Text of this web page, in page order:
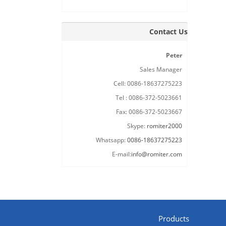
Contact Us
Peter
Sales Manager
Cell: 0086-18637275223
Tel : 0086-372-5023661
Fax: 0086-372-5023667
Skype: romiter2000
Whatsapp:0086-18637275223
E-mail:info@romiter.com
Products